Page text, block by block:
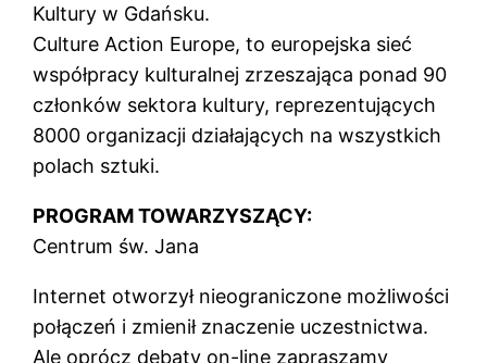
Kultury w Gdańsku.
Culture Action Europe, to europejska sieć
współpracy kulturalnej zrzeszająca ponad 90
członków sektora kultury, reprezentujących
8000 organizacji działających na wszystkich
polach sztuki.
PROGRAM TOWARZYSZĄCY:
Centrum św. Jana
Internet otworzył nieograniczone możliwości
połączeń i zmienił znaczenie uczestnictwa.
Ale oprócz debaty on-line zapraszamy